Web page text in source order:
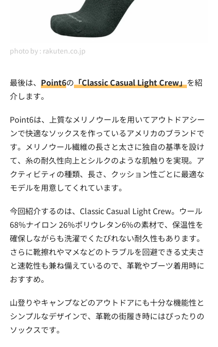
photo by : rakuten.co.jp
最後は、 Point6の「Classic Casual Light Crew」を紹
介します。
Point6は、上質なメリノウールを用いてアウトドアシー
ンで快適なソックスを作っているアメリカのブランドで
す。メリノウール繊維の長さと太さに独自の基準を設け
て、糸の耐久性向上とシルクのような肌触りを実現。ア
クティビティの種類、長さ、クッション性ごとに最適な
モデルを用意してくれています。
今回紹介するのは、Classic Casual Light Crew。ウール
68%ナイロン 26%ポリウレタン6%の素材で、保温性を
確保しながらも洗濯でくたびれない耐久性もあります。
さらに靴擦れやマメなどのトラブルを回避できる丈夫さ
と速乾性も兼ね備えているので、革靴やブーツ着用時に
おすすめ。
山登りやキャンプなどのアウトドアにも十分な機能性と
シンプルなデザインで、革靴の街履き時にはぴったりの
ソックスです。